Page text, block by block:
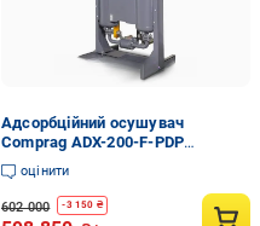
Адсорбційний осушувач
Comprag ADX-200-F-PDP
(36114799)
оцінити
602 000 -3 150 ₴